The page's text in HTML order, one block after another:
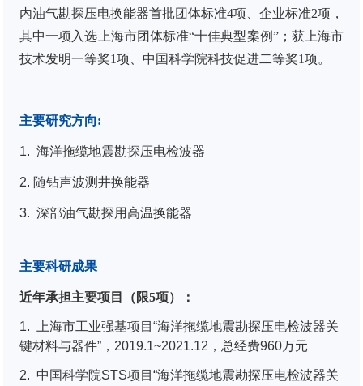
内油气勘探压电换能器首批团体标准4项、企业标准2项，
其中一项入选上海市团体标准“十佳典型案例”；获上海市
技术发明一等奖1项、中国科学院科技促进二等奖1项。
主要研究方向:
1. 海洋拖缆地震勘探压电检波器
2. 随钻声波测井换能器
3. 深部油气勘探用高温换能器
主要科研成果
近年承担主要项目（限5项）：
1.
上海市工业强基项目“海洋拖缆地震勘探压电检波器关
键材料与器件”，2019.1~2021.12，总经费960万元
2. 中国科学院STS项目“海洋拖缆地震勘探压电检波器关